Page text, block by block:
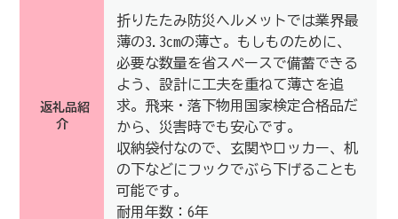
返礼品紹
介
折りたたみ防災ヘルメットでは業界最
薄の3.3cmの薄さ。もしものために、
必要な数量を省スペースで備蓄できる
よう、設計に工夫を重ねて薄さを追
求。飛来・落下物用国家検定合格品だ
から、災害時でも安心です。
収納袋付なので、玄関やロッカー、机
の下などにフックでぶら下げることも
可能です。
耐用年数：6年